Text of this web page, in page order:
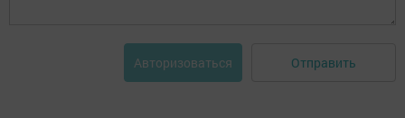
Авторизоваться Отправить